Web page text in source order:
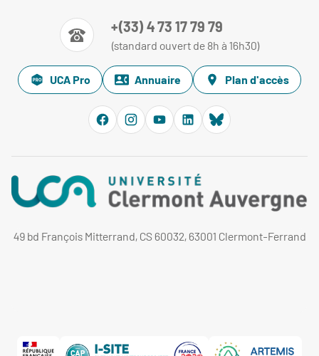
+(33) 4 73 17 79 79
(standard ouvert de 8h à 16h30)
UCA Pro Annuaire Plan d'accès
49 bd François Mitterrand, CS 60032, 63001 Clermont-Ferrand